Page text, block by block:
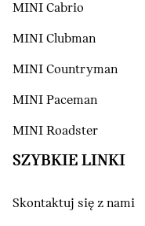
MINI Cabrio
MINI Clubman
MINI Countryman
MINI Paceman
MINI Roadster
SZYBKIE LINKI
Skontaktuj się z nami